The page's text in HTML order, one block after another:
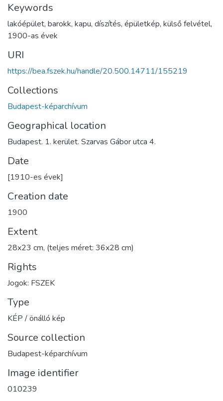
Keywords
lakóépület, barokk, kapu, díszítés, épületkép, külső felvétel,
1900-as évek
URI
https://bea.fszek.hu/handle/20.500.14711/155219
Collections
Budapest-képarchívum
Geographical location
Budapest. 1. kerület. Szarvas Gábor utca 4.
Date
[1910-es évek]
Creation date
1900
Extent
28x23 cm, (teljes méret: 36x28 cm)
Rights
Jogok: FSZEK
Type
KÉP / önálló kép
Source collection
Budapest-képarchívum
Image identifier
010239